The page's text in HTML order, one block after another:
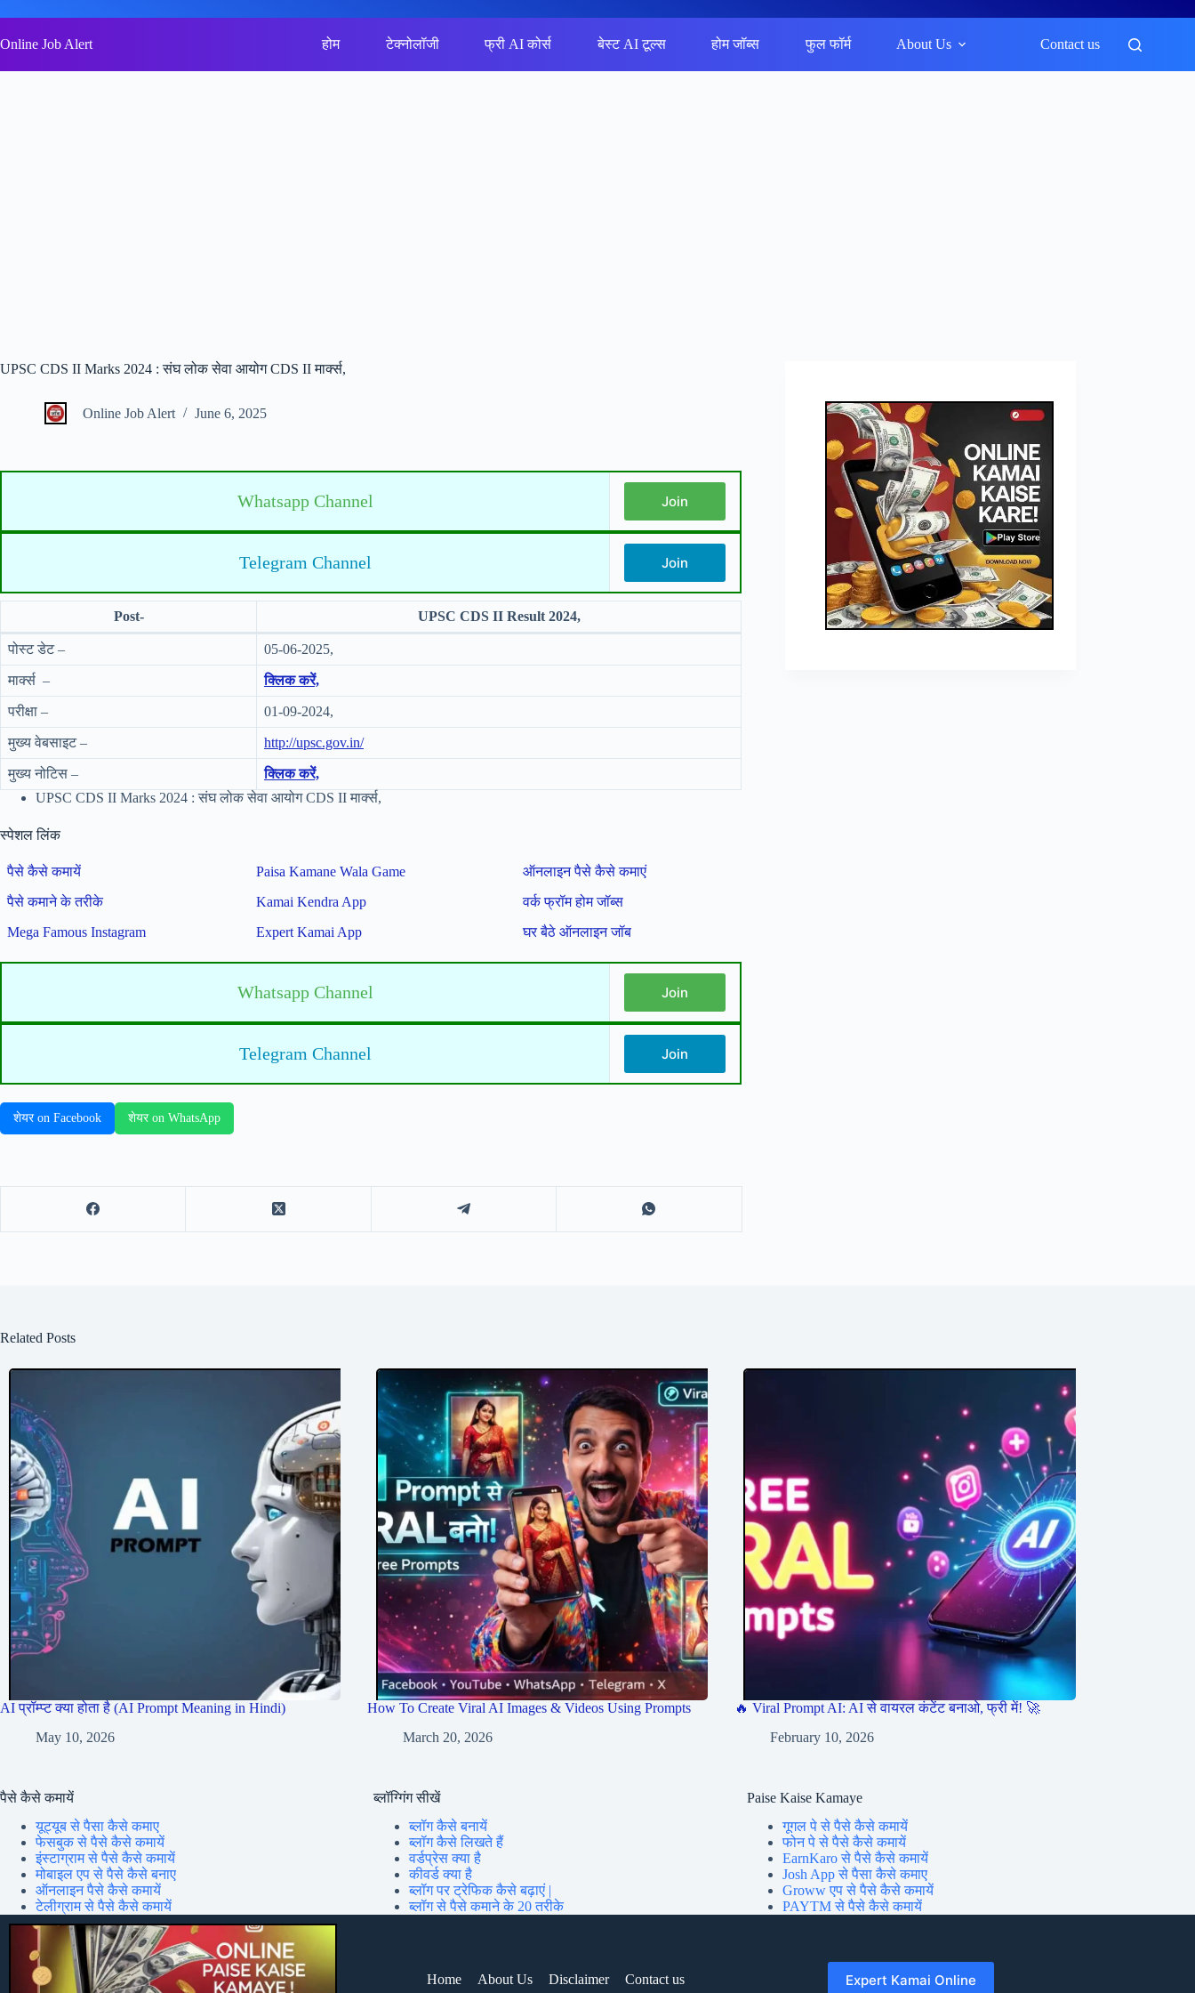
to
content
Online Job Alert होम टेक्नोलॉजी फ्री AI कोर्स बेस्ट AI टूल्स होम जॉब्स फुल फॉर्म About Us Contact us
UPSC CDS II Marks 2024 : संघ लोक सेवा आयोग CDS II मार्क्स,
Online Job Alert June 6, 2025
Whatsapp Channel Join
Telegram Channel Join
Post- UPSC CDS II Result 2024,
पोस्ट डेट – 05-06-2025,
मार्क्स – क्लिक करें,
परीक्षा – 01-09-2024,
मुख्य वेबसाइट – http://upsc.gov.in/
मुख्य नोटिस –
क्लिक करें,
UPSC CDS II Marks 2024 : संघ लोक सेवा आयोग CDS II मार्क्स,
स्पेशल लिंक
पैसे कैसे कमायें Paisa Kamane Wala Game
ऑनलाइन पैसे कैसे कमाएं
पैसे कमाने के तरीके
Kamai Kendra App
वर्क फ्रॉम होम जॉब्स
Mega Famous Instagram
Expert Kamai App घर बैठे ऑनलाइन जॉब
Whatsapp Channel Join
Telegram Channel Join
शेयर on Facebook शेयर on WhatsApp
Related Posts
AI प्रॉम्प्ट क्या होता है (AI Prompt Meaning in Hindi)
May 10, 2026
How To Create Viral AI Images & Videos Using Prompts
March 20, 2026
🔥 Viral Prompt AI: AI से वायरल कंटेंट बनाओ, फ्री में! 🚀
February 10, 2026
पैसे कैसे कमायें
यूट्यूब से पैसा कैसे कमाए
फेसबुक से पैसे कैसे कमायें
इंस्टाग्राम से पैसे कैसे कमायें
मोबाइल एप से पैसे कैसे बनाए
ऑनलाइन पैसे कैसे कमायें
टेलीग्राम से पैसे कैसे कमायें
ब्लॉग्गिंग सीखें
ब्लॉग कैसे बनायें
ब्लॉग कैसे लिखते हैं
वर्डप्रेस क्या है
कीवर्ड क्या है
ब्लॉग पर ट्रेफिक कैसे बढ़ाएं |
ब्लॉग से पैसे कमाने के 20 तरीके
Paise Kaise Kamaye
गूगल पे से पैसे कैसे कमायें
फोन पे से पैसे कैसे कमायें
EarnKaro से पैसे कैसे कमायें
Josh App से पैसा कैसे कमाए
Groww एप से पैसे कैसे कमायें
PAYTM से पैसे कैसे कमायें
Home About Us Disclaimer Contact us Expert Kamai Online